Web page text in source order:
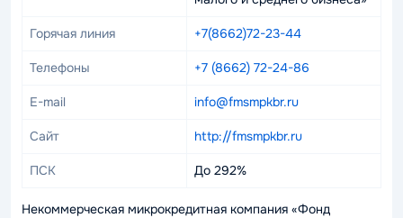
Горячая линия +7(8662)72-23-44
Телефоны +7 (8662) 72-24-86
E-mail info@fmsmpkbr.ru
Сайт http://fmsmpkbr.ru
ПСК До 292%
Некоммерческая микрокредитная компания «Фонд